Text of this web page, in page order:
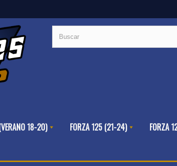
18-20) FORZA 125 (21-24) FORZA